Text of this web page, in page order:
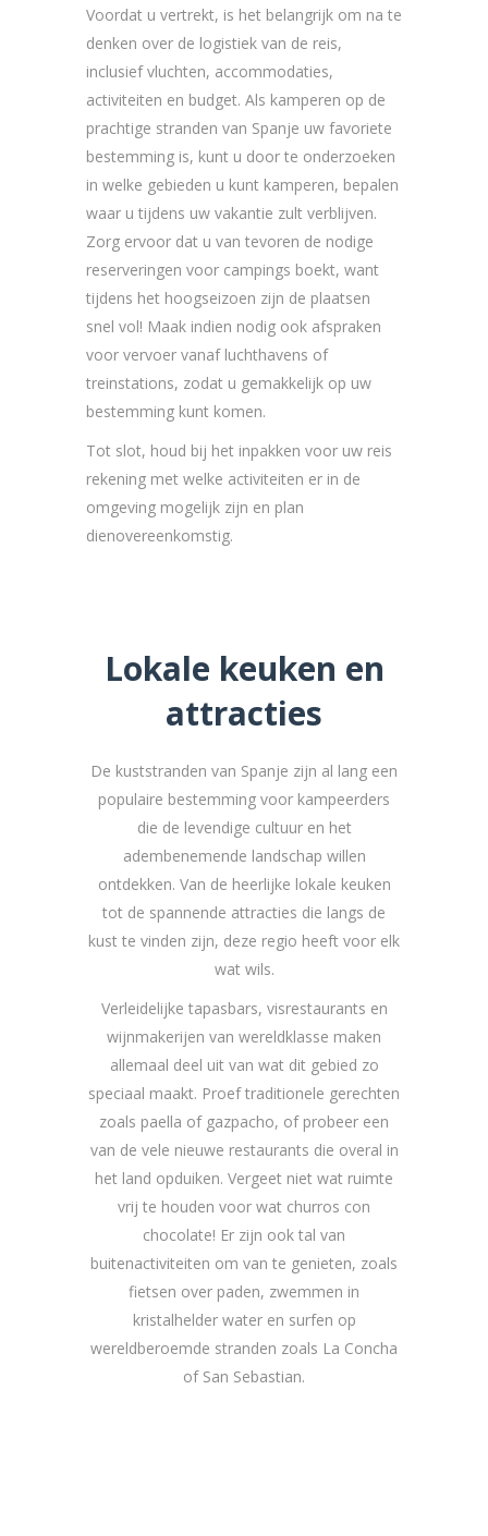
Voordat u vertrekt, is het belangrijk om na te
denken over de logistiek van de reis,
inclusief vluchten, accommodaties,
activiteiten en budget. Als kamperen op de
prachtige stranden van Spanje uw favoriete
bestemming is, kunt u door te onderzoeken
in welke gebieden u kunt kamperen, bepalen
waar u tijdens uw vakantie zult verblijven.
Zorg ervoor dat u van tevoren de nodige
reserveringen voor campings boekt, want
tijdens het hoogseizoen zijn de plaatsen
snel vol! Maak indien nodig ook afspraken
voor vervoer vanaf luchthavens of
treinstations, zodat u gemakkelijk op uw
bestemming kunt komen.
Tot slot, houd bij het inpakken voor uw reis
rekening met welke activiteiten er in de
omgeving mogelijk zijn en plan
dienovereenkomstig.
Lokale keuken en
attracties
De kuststranden van Spanje zijn al lang een
populaire bestemming voor kampeerders
die de levendige cultuur en het
adembenemende landschap willen
ontdekken. Van de heerlijke lokale keuken
tot de spannende attracties die langs de
kust te vinden zijn, deze regio heeft voor elk
wat wils.
Verleidelijke tapasbars, visrestaurants en
wijnmakerijen van wereldklasse maken
allemaal deel uit van wat dit gebied zo
speciaal maakt. Proef traditionele gerechten
zoals paella of gazpacho, of probeer een
van de vele nieuwe restaurants die overal in
het land opduiken. Vergeet niet wat ruimte
vrij te houden voor wat churros con
chocolate! Er zijn ook tal van
buitenactiviteiten om van te genieten, zoals
fietsen over paden, zwemmen in
kristalhelder water en surfen op
wereldberoemde stranden zoals La Concha
of San Sebastian.